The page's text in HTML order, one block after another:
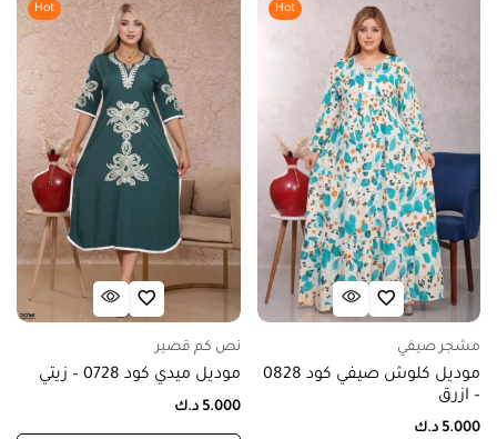
Hot
مشجر صيفي
موديل كلوش صيفي كود 0828
– ازرق
5.000 د.ك
Hot
نص كم قصير
موديل ميدي كود 0728 – زيتي
5.000 د.ك